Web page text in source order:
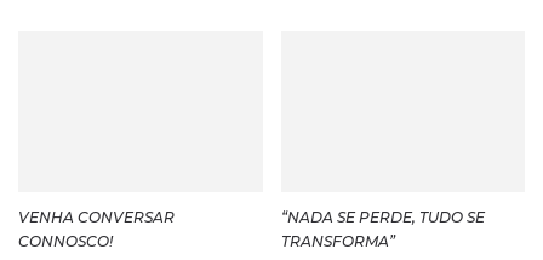
VENHA CONVERSAR
CONNOSCO!
“NADA SE PERDE, TUDO SE
TRANSFORMA”